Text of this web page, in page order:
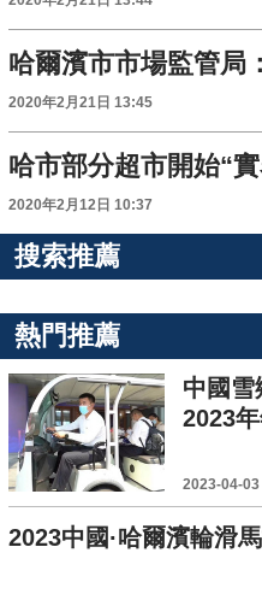
2020年2月21日 13:45
哈市部分超市開始“
2020年2月12日 10:37
搜索推薦
熱門推薦
中國雪
2023
2023-04-
2023中國·哈爾濱輪滑